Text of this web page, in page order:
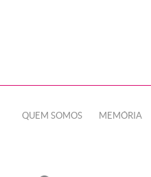
QUEM SOMOS MEMÓRIA